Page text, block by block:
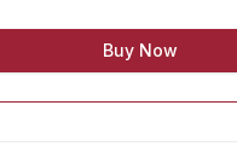
Buy Now